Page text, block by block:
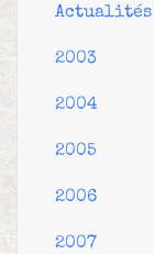
Actualités
2003
2004
2005
2006
2007